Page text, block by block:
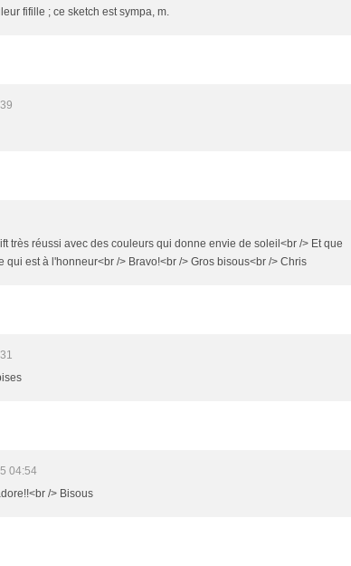
fifille ; ce sketch est sympa, m.
très réussi avec des couleurs qui donne envie de soleil<br /> Et que
qui est à l'honneur<br /> Bravo!<br /> Gros bisous<br /> Chris
04:54
/> Bisous